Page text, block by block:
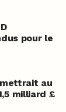
pour le
au
milliard £